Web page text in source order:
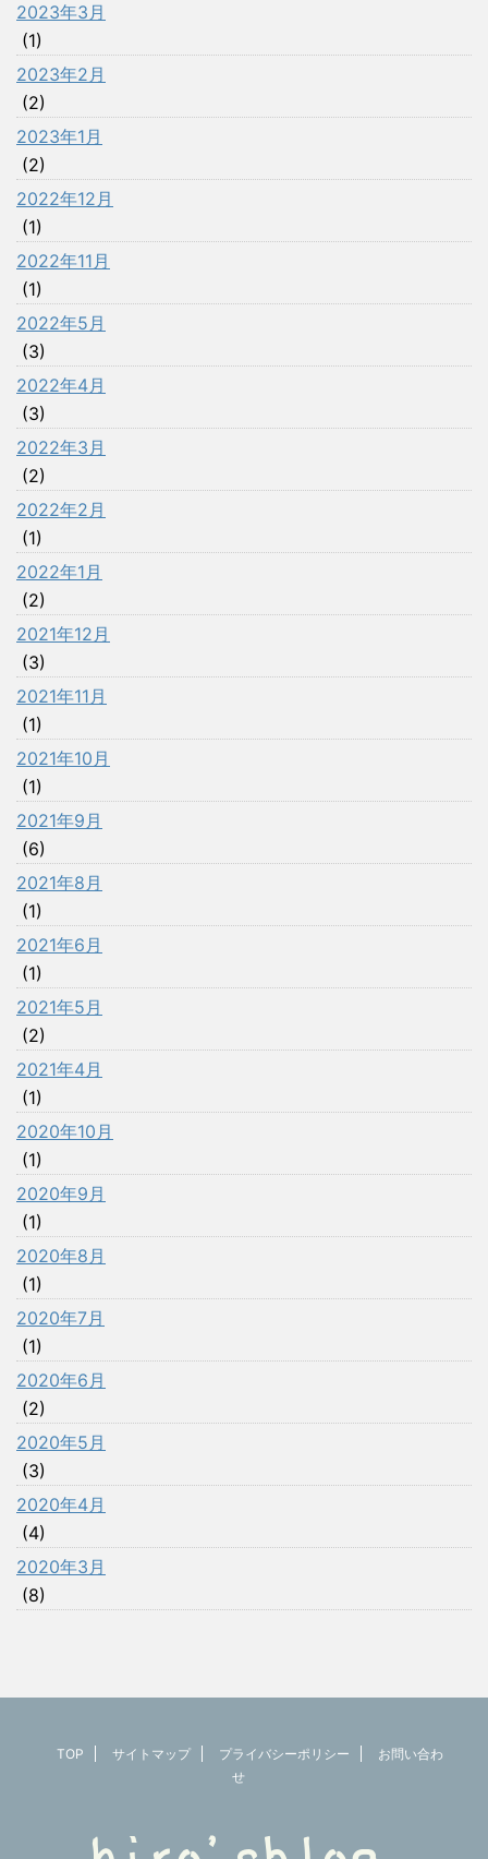
2023年3月
(1)
2023年2月
(2)
2023年1月
(2)
2022年12月
(1)
2022年11月
(1)
2022年5月
(3)
2022年4月
(3)
2022年3月
(2)
2022年2月
(1)
2022年1月
(2)
2021年12月
(3)
2021年11月
(1)
2021年10月
(1)
2021年9月
(6)
2021年8月
(1)
2021年6月
(1)
2021年5月
(2)
2021年4月
(1)
2020年10月
(1)
2020年9月
(1)
2020年8月
(1)
2020年7月
(1)
2020年6月
(2)
2020年5月
(3)
2020年4月
(4)
2020年3月
(8)
TOP サイトマップ プライバシーポリシー
お問い合わ
せ